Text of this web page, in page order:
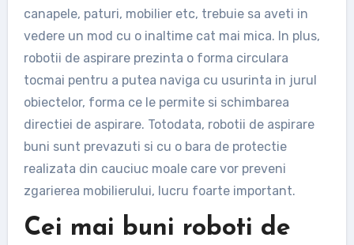
canapele, paturi, mobilier etc, trebuie sa aveti in
vedere un mod cu o inaltime cat mai mica. In plus,
robotii de aspirare prezinta o forma circulara
tocmai pentru a putea naviga cu usurinta in jurul
obiectelor, forma ce le permite si schimbarea
directiei de aspirare. Totodata, robotii de aspirare
buni sunt prevazuti si cu o bara de protectie
realizata din cauciuc moale care vor preveni
zgarierea mobilierului, lucru foarte important.
Cei mai buni roboti de